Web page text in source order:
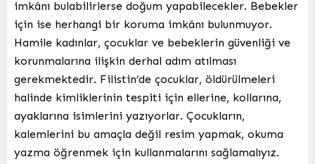
imkânı bulabilirlerse doğum yapabilecekler. Bebekler
için ise herhangi bir koruma imkânı bulunmuyor.
Hamile kadınlar, çocuklar ve bebeklerin güvenliği ve
korunmalarına ilişkin derhal adım atılması
gerekmektedir. Filistin’de çocuklar, öldürülmeleri
halinde kimliklerinin tespiti için ellerine, kollarına,
ayaklarına isimlerini yazıyorlar. Çocukların,
kalemlerini bu amaçla değil resim yapmak, okuma
yazma öğrenmek için kullanmalarını sağlamalıyız.